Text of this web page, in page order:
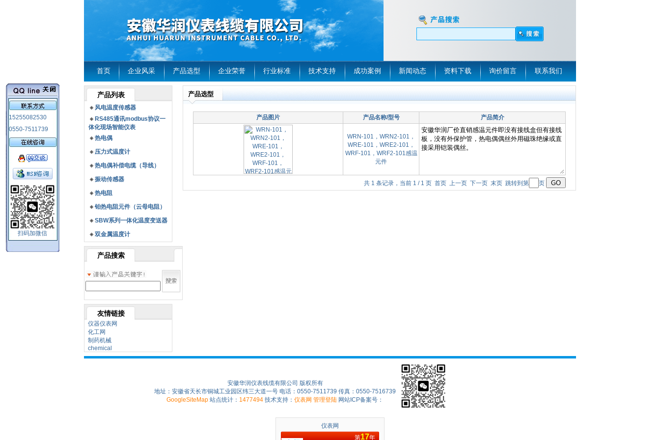
首页 企业风采 产品选型 企业荣誉 行业标准 技术支持 成功案例 新闻动态 资料下载 询价留言 联系我们
15255082530
0550-7511739
扫码加微信
产品列表
风电温度传感器
RS485通讯modbus协议一
体化现场智能仪表
热电偶
压力式温度计
热电偶补偿电缆（导线）
振动传感器
热电阻
铂热电阻元件（云母电阻）
SBW系列一体化温度变送器
双金属温度计
产品搜索
友情链接
仪器仪表网
化工网
制药机械
chemical
产品选型
产品图片 产品名称/型号 产品简介
WRN-101，WRN2-101，
WRE-101，WRE2-101，
WRF-101，WRF2-101感温
元件
共 1 条记录，当前 1 / 1 页 首页 上一页 下一页 末页 跳转到第 页
安徽华润仪表线缆有限公司 版权所有
地址：安徽省天长市铜城工业园区纬三大道一号 电话：0550-7511739 传真：0550-7516739
GoogleSiteMap 站点统计： 1477494 技术支持： 仪表网 管理登陆 网站ICP备案号：
仪表网
第17年